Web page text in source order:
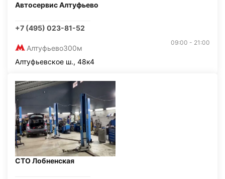
Автосервис Алтуфьево
+7 (495) 023-81-52
Алтуфьево300м
09:00 - 21:00
Алтуфьевское ш., 48к4
СТО Лобненская